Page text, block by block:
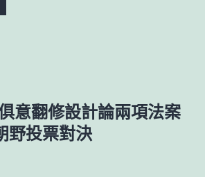
意翻修設計論兩項法案
野投票對決